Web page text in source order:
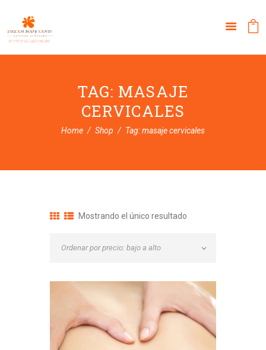
TAG: MASAJE
CERVICALES
Home Shop Tag: masaje cervicales
Mostrando el único resultado